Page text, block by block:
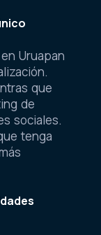
Uruapan
que
de
sociales.
tenga